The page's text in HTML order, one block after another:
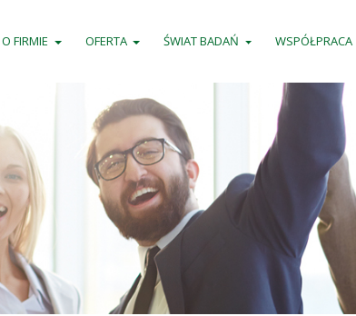
O FIRMIE OFERTA ŚWIAT BADAŃ WSPÓŁPRACA